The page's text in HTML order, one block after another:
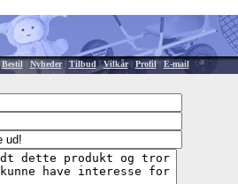
Bestil| Nyheder| Tilbud |Vilkår| Profil| E-mail